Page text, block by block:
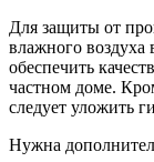
Для защиты от
влажного воздуха
обеспечить
частном доме.
следует уложить
Нужна